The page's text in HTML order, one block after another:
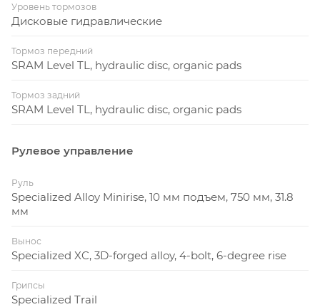
Уровень тормозов
Дисковые гидравлические
Тормоз передний
SRAM Level TL, hydraulic disc, organic pads
Тормоз задний
SRAM Level TL, hydraulic disc, organic pads
Рулевое управление
Руль
Specialized Alloy Minirise, 10 мм подъем, 750 мм, 31.8
мм
Вынос
Specialized XC, 3D-forged alloy, 4-bolt, 6-degree rise
Грипсы
Specialized Trail